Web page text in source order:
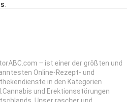
– ist einer der größten und
Online-Rezept- und
in den Kategorien
und Erektionsstörungen